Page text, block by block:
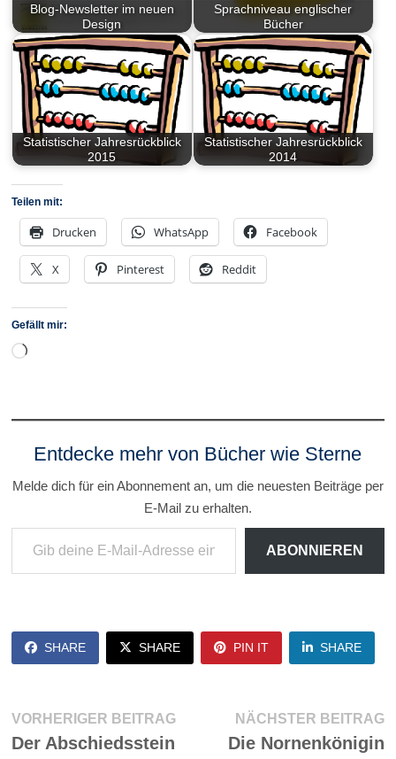
Blog-Newsletter im neuen
Design
Sprachniveau englischer
Bücher
Statistischer Jahresrückblick
2015
Statistischer Jahresrückblick
2014
Teilen mit:
Drucken WhatsApp Facebook
X Pinterest Reddit
Gefällt mir:
Wird
Entdecke mehr von Bücher wie Sterne
Melde dich für ein Abonnement an, um die neuesten Beiträge per
E-Mail zu erhalten.
Gib deine E-Mail-Adresse ein ...
ABONNIEREN
SHARE SHARE PIN IT SHARE
Beitragsnavigation
VORHERIGER BEITRAGVorheriger
Der Abschiedsstein
NÄCHSTER BEITRAG
Die Nornenkönigin